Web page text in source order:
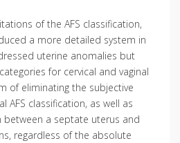
of the AFS classification,
a more detailed system in
uterine anomalies but
for cervical and vaginal
of eliminating the subjective
AFS classification, as well as
between a septate uterus and
regardless of the absolute